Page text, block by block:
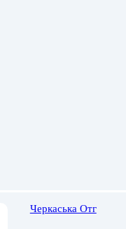
Черкаська Отг